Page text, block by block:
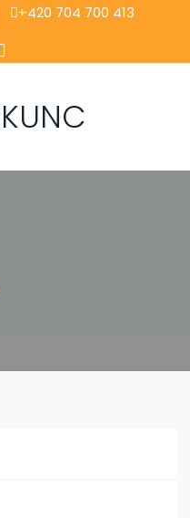
+420 704 700 413
KUNC